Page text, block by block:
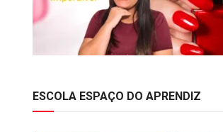
ESCOLA ESPAÇO DO APRENDIZ